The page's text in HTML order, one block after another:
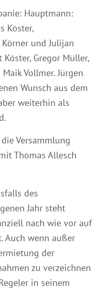
Hauptmann:
Köster,
und Julijan
Gregor Müller,
Vollmer. Jürgen
Wunsch aus dem
weiterhin als
Versammlung
Thomas Allesch
des
Jahr steht
nach wie vor auf
Auch wenn außer
der
zu verzeichnen
in seinem